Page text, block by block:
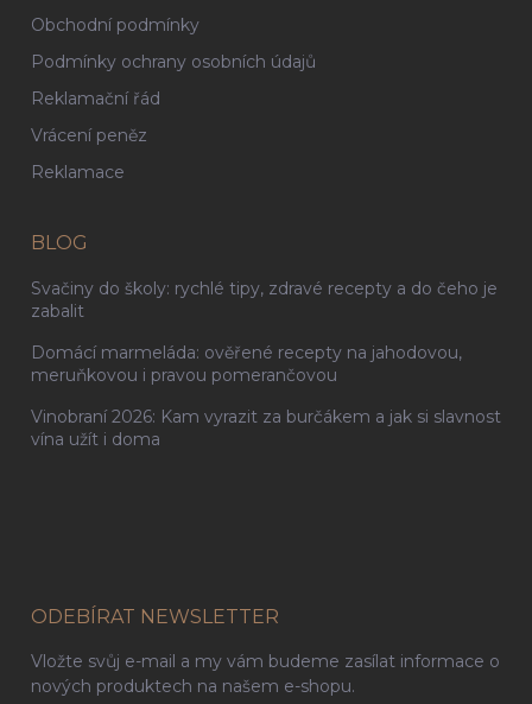
Obchodní podmínky
Podmínky ochrany osobních údajů
Reklamační řád
Vrácení peněz
Reklamace
BLOG
Svačiny do školy: rychlé tipy, zdravé recepty a do čeho je
zabalit
Domácí marmeláda: ověřené recepty na jahodovou,
meruňkovou i pravou pomerančovou
Vinobraní 2026: Kam vyrazit za burčákem a jak si slavnost
vína užít i doma
ODEBÍRAT NEWSLETTER
Vložte svůj e-mail a my vám budeme zasílat informace o
nových produktech na našem e-shopu.